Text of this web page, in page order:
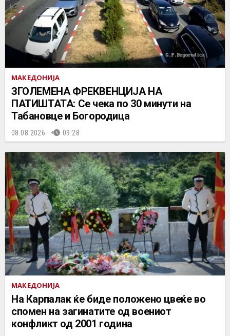
МАКЕДОНИЈА
ЗГОЛЕМЕНА ФРЕКВЕНЦИЈА НА
ПАТИШТАТА: Се чека по 30 минути на
Табановце и Богородица
08.08.2026. 09:28
МАКЕДОНИЈА
На Карпалак ќе биде положено цвеќе во
спомен на загинатите од воениот
конфликт од 2001 година